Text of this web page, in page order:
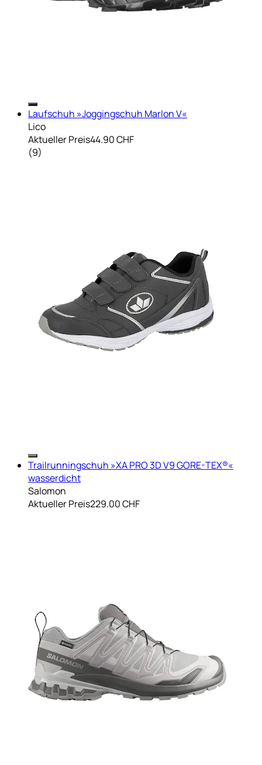
Laufschuh »Joggingschuh Marlon V«
Lico
Aktueller Preis44.90 CHF
(9)
Trailrunningschuh »XA PRO 3D V9 GORE-TEX®«
wasserdicht
Salomon
Aktueller Preis229.00 CHF